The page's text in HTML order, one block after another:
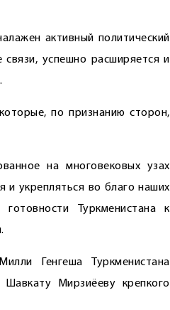
активный политический
связи, успешно расширяется и
по признанию сторон,
на многовековых узах
и укрепляться во благо наших
Туркменистана к
Генгеша Туркменистана
Шавкату Мирзиёеву крепкого